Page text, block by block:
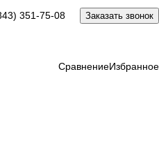
351-75-08 Заказать звонок
СравнениеИзбранное
Оставить заявку